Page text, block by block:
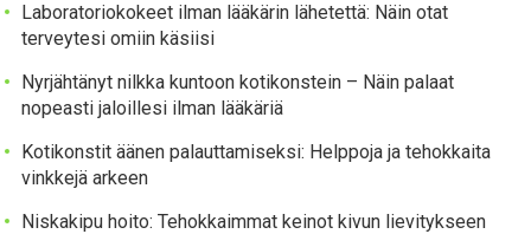
Laboratoriokokeet ilman lääkärin lähetettä: Näin otat
terveytesi omiin käsiisi
Nyrjähtänyt nilkka kuntoon kotikonstein – Näin palaat
nopeasti jaloillesi ilman lääkäriä
Kotikonstit äänen palauttamiseksi: Helppoja ja tehokkaita
vinkkejä arkeen
Niskakipu hoito: Tehokkaimmat keinot kivun lievitykseen